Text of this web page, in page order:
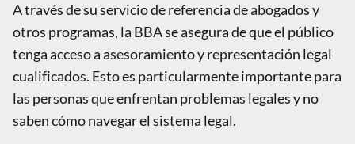
A través de su servicio de referencia de abogados y
otros programas, la BBA se asegura de que el público
tenga acceso a asesoramiento y representación legal
cualificados. Esto es particularmente importante para
las personas que enfrentan problemas legales y no
saben cómo navegar el sistema legal.